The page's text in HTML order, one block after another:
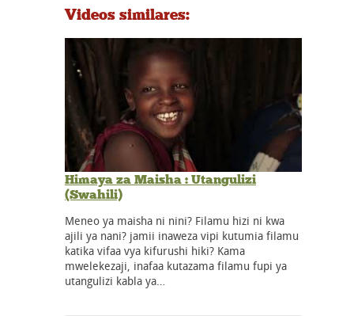
Videos similares:
Himaya za Maisha : Utangulizi
(Swahili)
Meneo ya maisha ni nini? Filamu hizi ni kwa
ajili ya nani? jamii inaweza vipi kutumia filamu
katika vifaa vya kifurushi hiki? Kama
mwelekezaji, inafaa kutazama filamu fupi ya
utangulizi kabla ya…